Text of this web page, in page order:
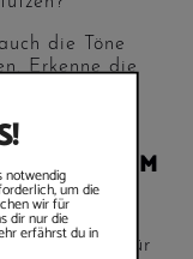
die Töne
Erkenne die
EIN, UM
dir Schritt für
notwendig
um die
wir für
dir nur die
erfährst du in